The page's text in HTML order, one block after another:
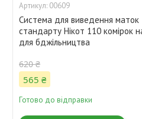
00609
Система для виведення маток
стандарту Нікот 110 комірок
для бджільництва
620 ₴
565 ₴
Готово до відправки